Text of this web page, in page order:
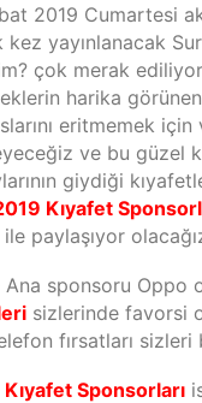
2019 Cumartesi
kez yayınlanacak
çok merak
harika
eritmemek için
ve bu güzel
giydiği
Kıyafet
paylaşıyor
Ana sponsoru Oppo
sizlerinde favorsi
fırsatları sizleri
Sponsorları